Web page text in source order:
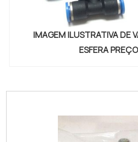
IMAGEM ILUSTRATIVA DE
ESFERA PREÇO